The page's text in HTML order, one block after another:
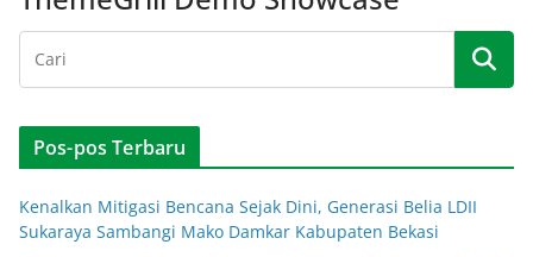
Pos-pos Terbaru
Kenalkan Mitigasi Bencana Sejak Dini, Generasi Belia LDII
Sukaraya Sambangi Mako Damkar Kabupaten Bekasi